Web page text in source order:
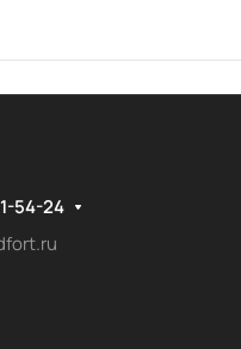
54-24